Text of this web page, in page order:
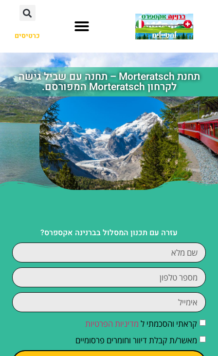
כרטיסים
תחנת Morteratsch – תחנה עם שביל גישה
לקרחון Morteratsch המפורסם.
עזרה עם תכנון המסלול בברנינה אקספרס?
קראתי והסכמתי ל מדיניות הפרטיות
מאשר/ת קבלת דיוור וחומרים פרסומיים